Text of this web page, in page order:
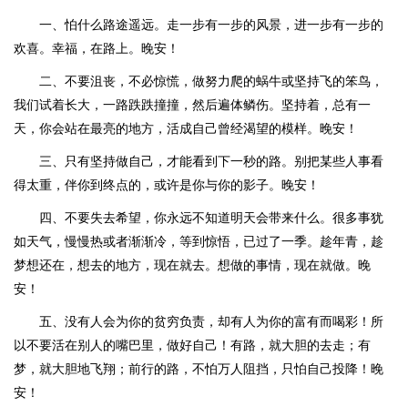
一、怕什么路途遥远。走一步有一步的风景，进一步有一步的
欢喜。幸福，在路上。晚安！
二、不要沮丧，不必惊慌，做努力爬的蜗牛或坚持飞的笨鸟，
我们试着长大，一路跌跌撞撞，然后遍体鳞伤。坚持着，总有一
天，你会站在最亮的地方，活成自己曾经渴望的模样。晚安！
三、只有坚持做自己，才能看到下一秒的路。别把某些人事看
得太重，伴你到终点的，或许是你与你的影子。晚安！
四、不要失去希望，你永远不知道明天会带来什么。很多事犹
如天气，慢慢热或者渐渐冷，等到惊悟，已过了一季。趁年青，趁
梦想还在，想去的地方，现在就去。想做的事情，现在就做。晚
安！
五、没有人会为你的贫穷负责，却有人为你的富有而喝彩！所
以不要活在别人的嘴巴里，做好自己！有路，就大胆的去走；有
梦，就大胆地飞翔；前行的路，不怕万人阻挡，只怕自己投降！晚
安！